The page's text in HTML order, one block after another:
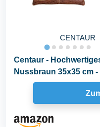
CENTAUR
Centaur -
Nussbraun 35x35 cm
Sitzbank...